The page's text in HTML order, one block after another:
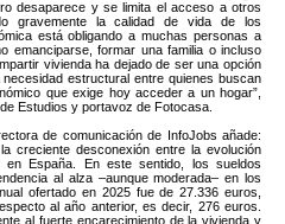
desaparece y se limita el acceso a otros
gravemente la calidad de vida de los
está obligando a muchas personas a
emanciparse, formar una familia o incluso
vivienda ha dejado de ser una opción
estructural entre quienes buscan
que exige hoy acceder a un hogar”,
Estudios y portavoz de Fotocasa.
de comunicación de InfoJobs añade:
creciente desconexión entre la evolución
España. En este sentido, los sueldos
al alza –aunque moderada– en los
ofertado en 2025 fue de 27.336 euros,
al año anterior, es decir, 276 euros.
al fuerte encarecimiento de la vivienda y